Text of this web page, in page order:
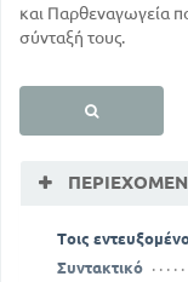
και Παρθεναγωγεία
σύνταξή τους.
Τοις
Συντακτικό